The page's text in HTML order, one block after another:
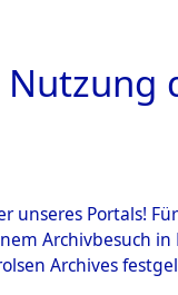
unseres Portals!
Archivbesuch
Archives